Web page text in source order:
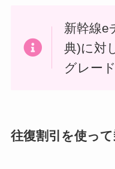
新幹線e
典)に対
グレー
往復割引を使っ